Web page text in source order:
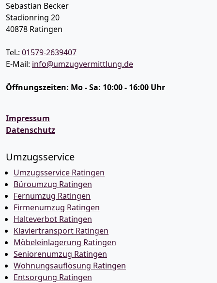
Sebastian Becker
Stadionring 20
40878 Ratingen
Tel.: 01579-2639407
E-Mail: info@umzugvermittlung.de
Öffnungszeiten: Mo - Sa: 10:00 - 16:00 Uhr
Impressum
Datenschutz
Umzugsservice
Umzugsservice Ratingen
Büroumzug Ratingen
Fernumzug Ratingen
Firmenumzug Ratingen
Halteverbot Ratingen
Klaviertransport Ratingen
Möbeleinlagerung Ratingen
Seniorenumzug Ratingen
Wohnungsauflösung Ratingen
Entsorgung Ratingen